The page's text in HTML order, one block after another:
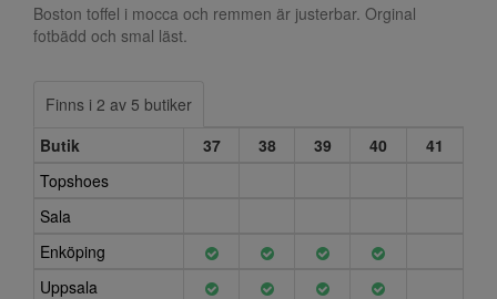
Boston toffel i mocca och remmen är justerbar. Orginal
fotbädd och smal läst.
Finns i 2 av 5 butiker
Butik
37 38 39 40
41
Topshoes
Sala
Enköping
Uppsala